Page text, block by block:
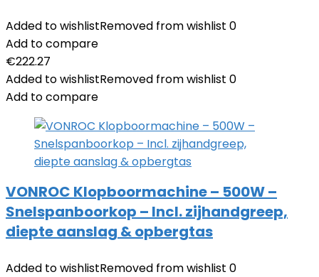
Added to wishlistRemoved from wishlist 0
Add to compare
€222.27
Added to wishlistRemoved from wishlist 0
Add to compare
VONROC Klopboormachine – 500W –
Snelspanboorkop – Incl. zijhandgreep,
diepte aanslag & opbergtas
Added to wishlistRemoved from wishlist 0